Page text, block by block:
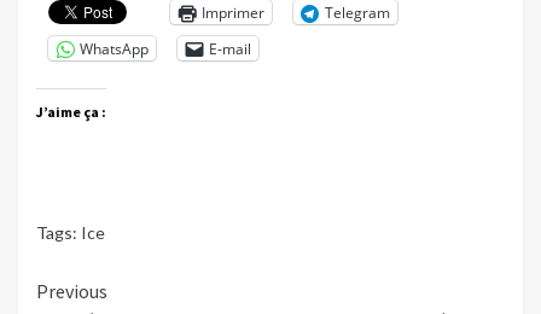
Imprimer
Telegram
WhatsApp
E-mail
J’aime ça :
Tags: Ice
Continue
Previous